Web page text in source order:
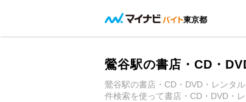
東京都
鶯谷駅の書店・CD・
鶯谷駅の書店・CD・DVD・レンタ
件検索を使って書店・CD・DVD・